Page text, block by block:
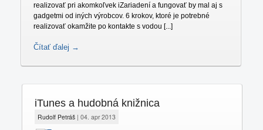
realizovať pri akomkoľvek iZariadení a fungovať by mal aj s
gadgetmi od iných výrobcov. 6 krokov, ktoré je potrebné
realizovať okamžite po kontakte s vodou [...]
Čítať ďalej →
iTunes a hudobná knižnica
Rudolf Petráš| 04. apr 2013